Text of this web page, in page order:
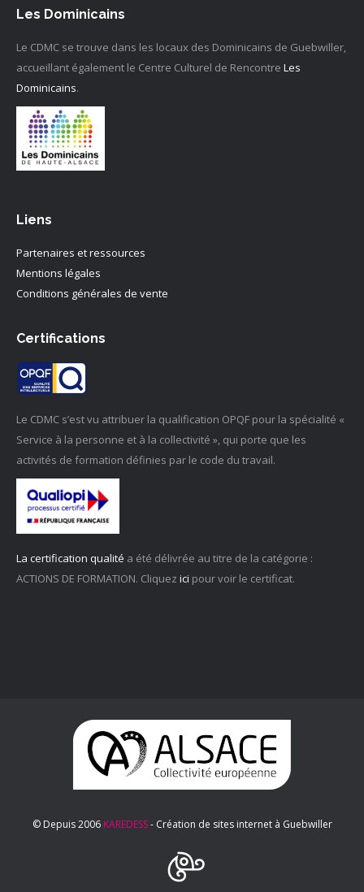
Les Dominicains
Le CDMC se trouve dans les locaux des Dominicains de Guebwiller,
accueillant également le Centre Culturel de Rencontre Les
Dominicains.
Liens
Partenaires et ressources
Mentions légales
Conditions générales de vente
Certifications
Le CDMC s’est vu attribuer la qualification OPQF pour la spécialité «
Service à la personne et à la collectivité », qui porte que les
activités de formation définies par le code du travail.
La certification qualité a été délivrée au titre de la catégorie :
ACTIONS DE FORMATION. Cliquez ici pour voir le certificat.
© Depuis 2006KAREDESS- Création de sites internet à Guebwiller